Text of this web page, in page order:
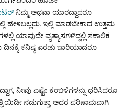
ನಿಮ್ಮ ಅಥವಾ ಯಾರದ್ದಾದರೂ
ಹೇಳಬಲ್ಲದು. ಇಲ್ಲಿ ಮಾಡಬೇಕಾದ ಉತ್ತಮ
ಯಾವುದೇ ವ್ಯತ್ಯಾಸಗಳಿದ್ದಲ್ಲಿ ಸಕಾಲಿಕ
ಕನಿಷ್ಠ ಎರಡು ಬಾರಿಯಾದರೂ
ನೀವು ಎಷ್ಟೇ ಕಂಬಳಿಗಳನ್ನು ಧರಿಸಿದರೂ
ನಡುಗುತ್ತಾ ಅದರ ಪರಿಣಾಮವಾಗಿ